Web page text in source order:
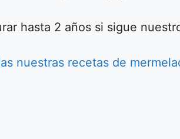
hasta 2 años si sigue
nuestras recetas de